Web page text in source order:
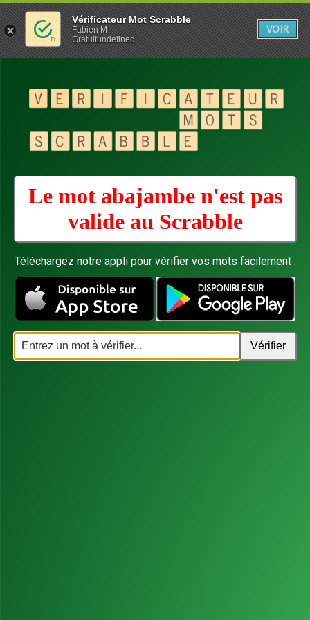
Le mot abajambe n'est pas
valide au Scrabble
Téléchargez notre appli pour vérifier vos mots facilement :
Vérificateur Mot Scrabble
Fabien M
Gratuitundefined
VOIR